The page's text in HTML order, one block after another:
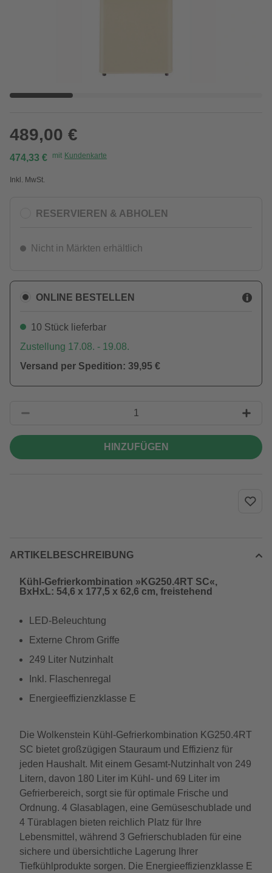
489,00 €
474,33 € mit Kundenkarte
Inkl. MwSt.
RESERVIEREN & ABHOLEN
Nicht in Märkten erhältlich
ONLINE BESTELLEN
10 Stück lieferbar
Zustellung 17.08. - 19.08.
Versand per Spedition: 39,95 €
HINZUFÜGEN
ARTIKELBESCHREIBUNG
Kühl-Gefrierkombination »KG250.4RT SC«,
BxHxL: 54,6 x 177,5 x 62,6 cm, freistehend
LED-Beleuchtung
Externe Chrom Griffe
249 Liter Nutzinhalt
Inkl. Flaschenregal
Energieeffizienzklasse E
Die Wolkenstein Kühl-Gefrierkombination KG250.4RT
SC bietet großzügigen Stauraum und Effizienz für
jeden Haushalt. Mit einem Gesamt-Nutzinhalt von 249
Litern, davon 180 Liter im Kühl- und 69 Liter im
Gefrierbereich, sorgt sie für optimale Frische und
Ordnung. 4 Glasablagen, eine Gemüseschublade und
4 Türablagen bieten reichlich Platz für Ihre
Lebensmittel, während 3 Gefrierschubladen für eine
sichere und übersichtliche Lagerung Ihrer
Tiefkühlprodukte sorgen. Die Energieeffizienzklasse E